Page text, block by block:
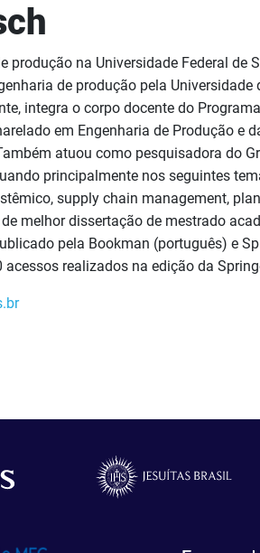
produção na Universidade Federal de
de produção pela
integra o corpo docente do
em Engenharia de Produção e
atuou como pesquisadora do
principalmente nos seguintes
supply chain management,
de melhor dissertação de mestrado
pela Bookman (português) e
realizados na edição da